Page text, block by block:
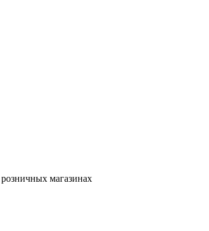
магазинах